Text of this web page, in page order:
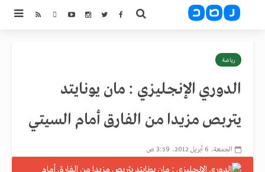
رياضة
الدوري الإنجليزي : مان يونايتد
يتربص مزيدا من الفارق أمام السيتي
الجمعة، 6 أبريل 2012، 3:59 ص